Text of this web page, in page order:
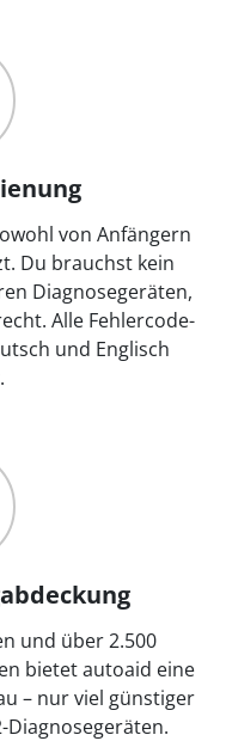
von Anfängern
Du brauchst kein
Diagnosegeräten,
Alle Fehlercode-
und Englisch
und über 2.500
bietet autoaid eine
– nur viel günstiger
Diagnosegeräten.